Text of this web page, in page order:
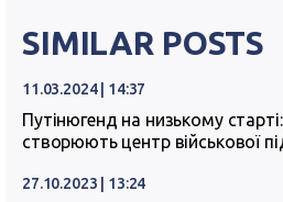
SIMILAR POSTS
11.03.2024 | 14:37
Путінюгенд на низькому
створюють центр військової
27.10.2023 | 13:24